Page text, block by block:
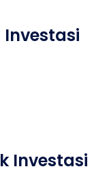
Investasi